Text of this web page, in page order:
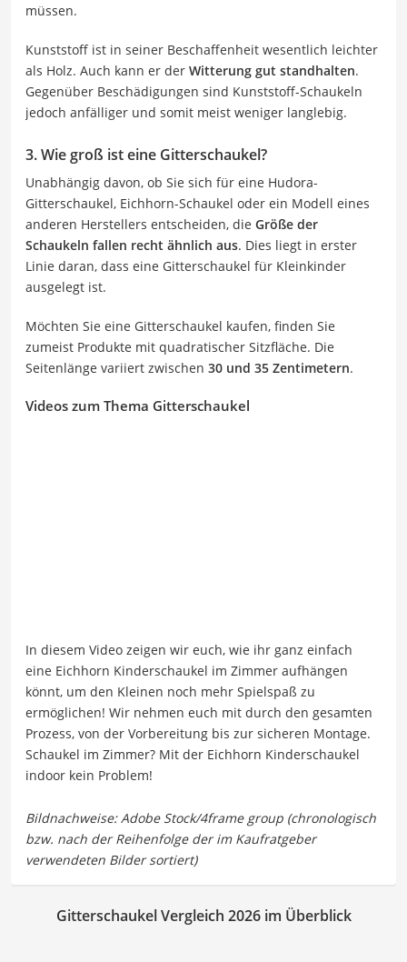
müssen.
Kunststoff ist in seiner Beschaffenheit wesentlich leichter
als Holz. Auch kann er der Witterung gut standhalten.
Gegenüber Beschädigungen sind Kunststoff-Schaukeln
jedoch anfälliger und somit meist weniger langlebig.
3. Wie groß ist eine Gitterschaukel?
Unabhängig davon, ob Sie sich für eine Hudora-
Gitterschaukel, Eichhorn-Schaukel oder ein Modell eines
anderen Herstellers entscheiden, die Größe der
Schaukeln fallen recht ähnlich aus. Dies liegt in erster
Linie daran, dass eine Gitterschaukel für Kleinkinder
ausgelegt ist.
Möchten Sie eine Gitterschaukel kaufen, finden Sie
zumeist Produkte mit quadratischer Sitzfläche. Die
Seitenlänge variiert zwischen 30 und 35 Zentimetern.
Videos zum Thema Gitterschaukel
In diesem Video zeigen wir euch, wie ihr ganz einfach
eine Eichhorn Kinderschaukel im Zimmer aufhängen
könnt, um den Kleinen noch mehr Spielspaß zu
ermöglichen! Wir nehmen euch mit durch den gesamten
Prozess, von der Vorbereitung bis zur sicheren Montage.
Schaukel im Zimmer? Mit der Eichhorn Kinderschaukel
indoor kein Problem!
Gitterschaukel Vergleich 2026 im Überblick